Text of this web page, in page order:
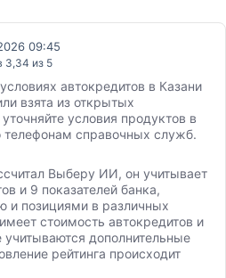
09:45
3,34 из 5
автокредитов в Казани
взята из открытых
условия продуктов в
телефонам справочных служб.
Выберу ИИ, он учитывает
и 9 показателей банка,
и позициями в различных
стоимость автокредитов и
дополнительные
рейтинга происходит